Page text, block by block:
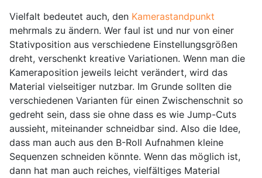
Vielfalt bedeutet auch, den Kamerastandpunkt
mehrmals zu ändern. Wer faul ist und nur von einer
Stativposition aus verschiedene Einstellungsgrößen
dreht, verschenkt kreative Variationen. Wenn man die
Kameraposition jeweils leicht verändert, wird das
Material vielseitiger nutzbar. Im Grunde sollten die
verschiedenen Varianten für einen Zwischenschnit so
gedreht sein, dass sie ohne dass es wie Jump-Cuts
aussieht, miteinander schneidbar sind. Also die Idee,
dass man auch aus den B-Roll Aufnahmen kleine
Sequenzen schneiden könnte. Wenn das möglich ist,
dann hat man auch reiches, vielfältiges Material